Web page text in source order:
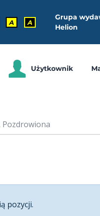
A A
Grupa
Helion
Użytkownik
Pozdrowiona
pozycji.